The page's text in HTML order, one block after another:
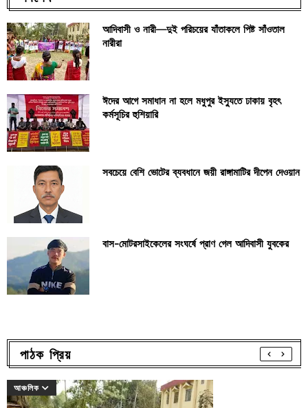
আদিবাসী ও নারী—দুই পরিচয়ের যাঁতাকলে পিষ্ট সাঁওতাল
নারীরা
ঈদের আগে সমাধান না হলে মধুপুর ইস্যুতে ঢাকায় বৃহৎ
কর্মসূচির হুশিয়ারি
সবচেয়ে বেশি ভোটের ব্যবধানে জয়ী রাঙ্গামাটির দীপেন দেওয়ান
বাস-মোটরসাইকেলের সংঘর্ষে প্রাণ গেল আদিবাসী যুবকের
পাঠক প্রিয়
আঞ্চলিক